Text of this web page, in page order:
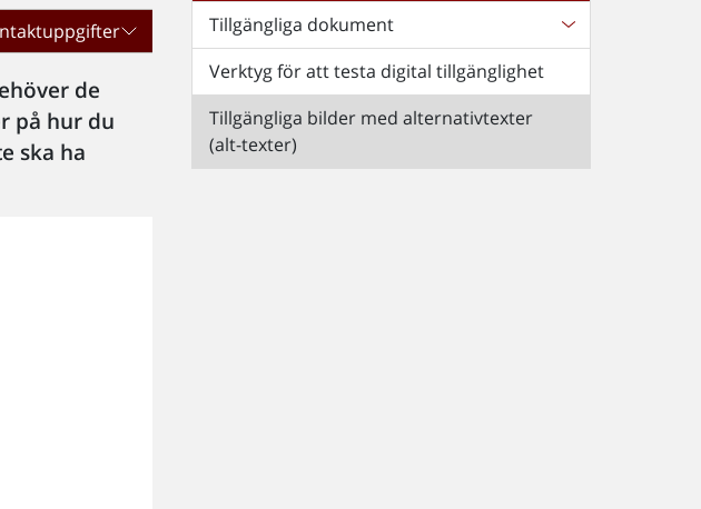
de
på hur du
ska ha
Tillgängliga dokument
Verktyg för att testa digital tillgänglighet
Tillgängliga bilder med alternativtexter
(alt-texter)